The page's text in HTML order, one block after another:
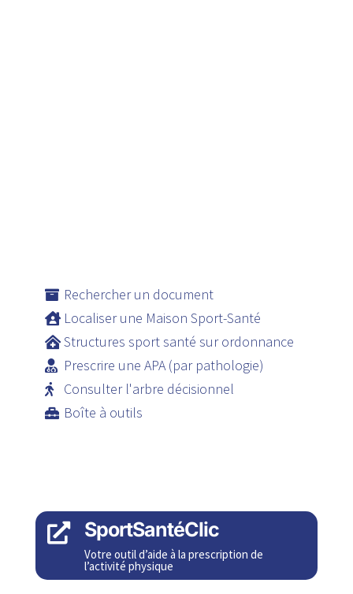
Rechercher un document
Localiser une Maison Sport-Santé
Structures sport santé sur ordonnance
Prescrire une APA (par pathologie)
Consulter l'arbre décisionnel
Boîte à outils
 SportSantéClic
Votre outil d’aide à la prescription de
l’activité physique